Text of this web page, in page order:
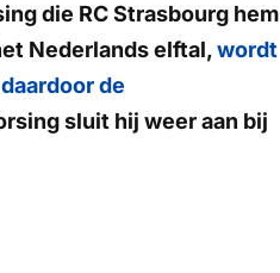
die RC Strasbourg hem
Nederlands elftal,wordt
de
sluit hij weer aan bij